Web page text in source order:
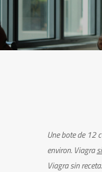
Une bote de 12
environ. Viagra
Viagra sin